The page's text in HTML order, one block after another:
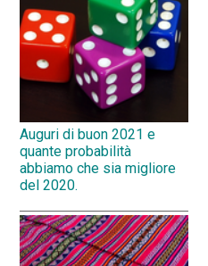
Auguri di buon 2021 e
quante probabilità
abbiamo che sia migliore
del 2020.